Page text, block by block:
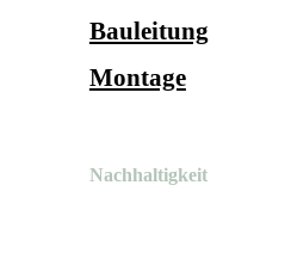
Bauleitung
Montage
Nachhaltigkeit